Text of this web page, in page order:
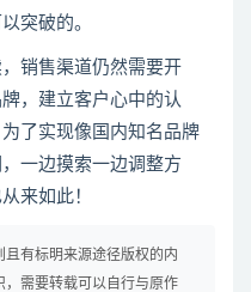
突破的。
销售渠道仍然需要开
，建立客户心中的认
了实现像国内知名品牌
一边摸索一边调整方
来如此！
有标明来源途径版权的内
，需要转载可以自行与原作